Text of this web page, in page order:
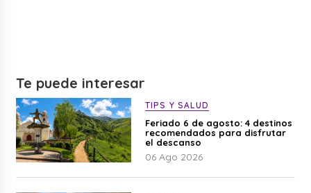
Te puede interesar
TIPS Y SALUD
Feriado 6 de agosto: 4 destinos
recomendados para disfrutar
el descanso
06 Ago 2026